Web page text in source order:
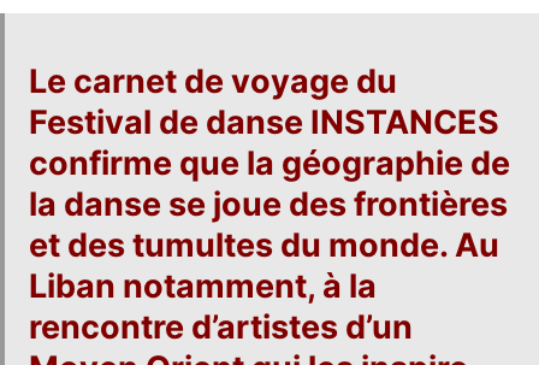
Le carnet de voyage du
Festival de danse INSTANCES
confirme que la géographie de
la danse se joue des frontières
et des tumultes du monde. Au
Liban notamment, à la
rencontre d’artistes d’un